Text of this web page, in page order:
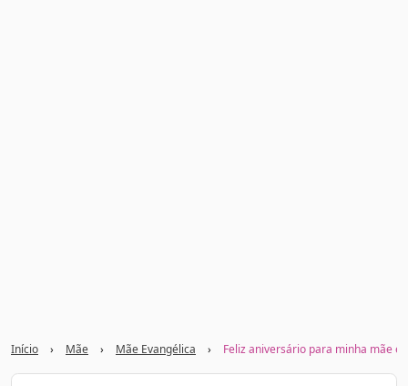
Início › Mãe › Mãe Evangélica › Feliz aniversário para minha mãe